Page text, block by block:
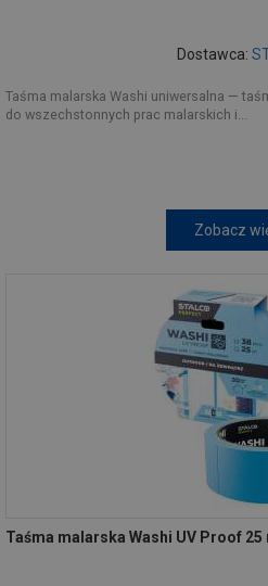
Dostawca:
Taśma malarska Washi uniwersalna —
do wszechstonnych prac malarskich i...
Zobacz
Taśma malarska Washi UV Proof 25